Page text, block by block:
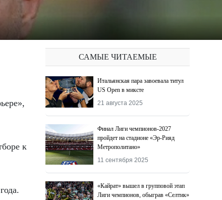
к
САМЫЕ ЧИТАЕМЫЕ
Итальянская пара завоевала титул
US Open в миксте
21 августа 2025
Финал Лиги чемпионов-2027
пройдет на стадионе «Эр-Рияд
Метрополитано»
11 сентября 2025
«Кайрат» вышел в групповой этап
Лиги чемпионов, обыграв «Селтик»